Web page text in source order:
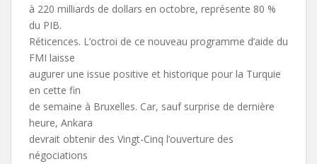
à 220 milliards de dollars en octobre, représente 80 %
du PIB.
Réticences. L’octroi de ce nouveau programme d’aide du
FMI laisse
augurer une issue positive et historique pour la Turquie
en cette fin
de semaine à Bruxelles. Car, sauf surprise de dernière
heure, Ankara
devrait obtenir des Vingt-Cinq l’ouverture des
négociations